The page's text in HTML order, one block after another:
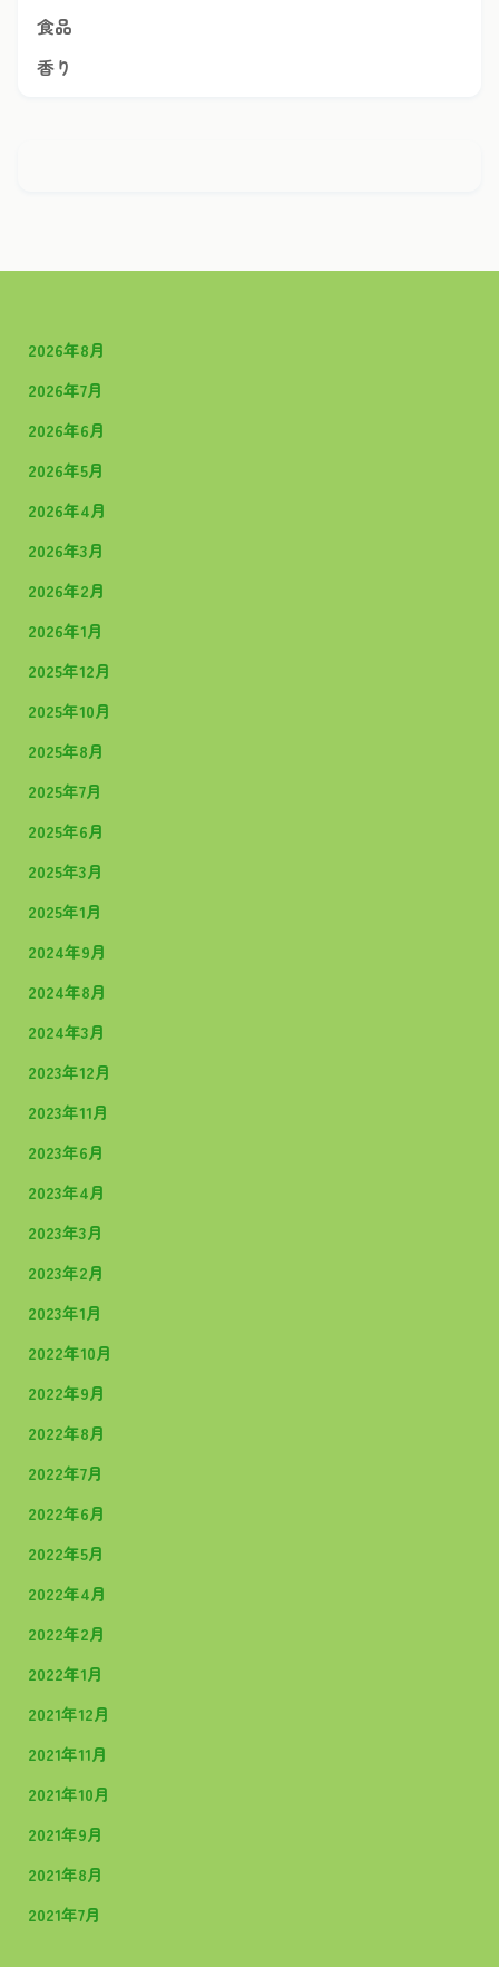
食品
香り
2026年8月
2026年7月
2026年6月
2026年5月
2026年4月
2026年3月
2026年2月
2026年1月
2025年12月
2025年10月
2025年8月
2025年7月
2025年6月
2025年3月
2025年1月
2024年9月
2024年8月
2024年3月
2023年12月
2023年11月
2023年6月
2023年4月
2023年3月
2023年2月
2023年1月
2022年10月
2022年9月
2022年8月
2022年7月
2022年6月
2022年5月
2022年4月
2022年2月
2022年1月
2021年12月
2021年11月
2021年10月
2021年9月
2021年8月
2021年7月